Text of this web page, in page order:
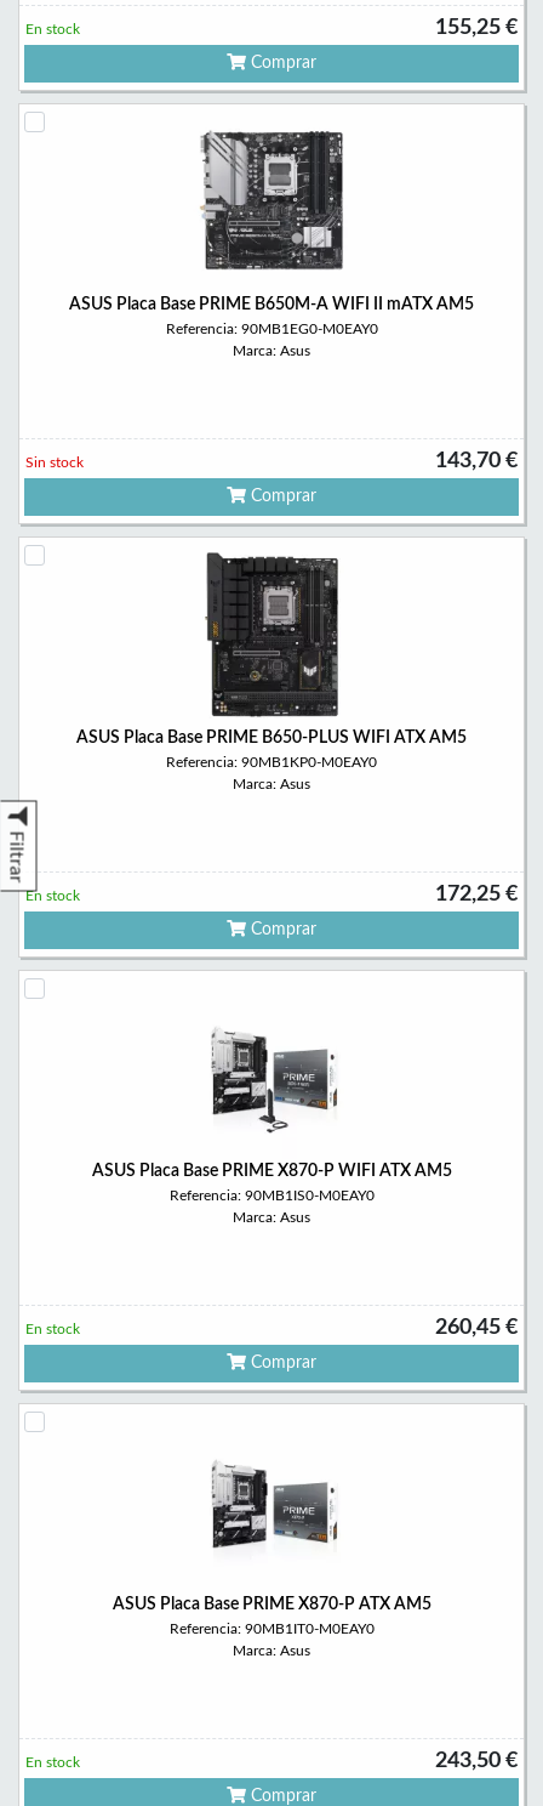
Filtrar
155,25 €
En stock
Comprar
ASUS Placa Base PRIME B650M-A WIFI II mATX AM5
Referencia: 90MB1EG0-M0EAY0
Marca: Asus
143,70 €
Sin stock
Comprar
ASUS Placa Base PRIME B650-PLUS WIFI ATX AM5
Referencia: 90MB1KP0-M0EAY0
Marca: Asus
172,25 €
En stock
Comprar
ASUS Placa Base PRIME X870-P WIFI ATX AM5
Referencia: 90MB1IS0-M0EAY0
Marca: Asus
260,45 €
En stock
Comprar
ASUS Placa Base PRIME X870-P ATX AM5
Referencia: 90MB1IT0-M0EAY0
Marca: Asus
243,50 €
En stock
Comprar